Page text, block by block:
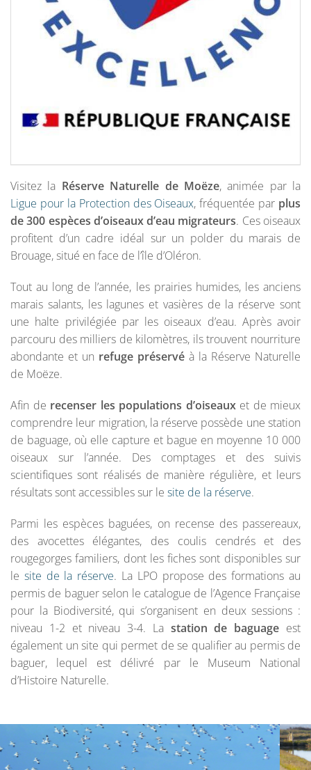
Visitez la Réserve Naturelle de Moëze, animée par la
Ligue pour la Protection des Oiseaux, fréquentée par plus
de 300 espèces d’oiseaux d’eau migrateurs. Ces oiseaux
profitent d’un cadre idéal sur un polder du marais de
Brouage, situé en face de l’île d’Oléron.
Tout au long de l’année, les prairies humides, les anciens
marais salants, les lagunes et vasières de la réserve sont
une halte privilégiée par les oiseaux d’eau. Après avoir
parcouru des milliers de kilomètres, ils trouvent nourriture
abondante et un refuge préservé à la Réserve Naturelle
de Moëze.
Afin de recenser les populations d’oiseauxet de mieux
comprendre leur migration, la réserve possède une station
de baguage, où elle capture et bague en moyenne 10 000
oiseaux sur l’année. Des comptages et des suivis
scientifiques sont réalisés de manière régulière, et leurs
résultats sont accessibles sur le site de la réserve.
Parmi les espèces baguées, on recense des passereaux,
des avocettes élégantes, des coulis cendrés et des
rougegorges familiers, dont les fiches sont disponibles sur
le site de la réserve. La LPO propose des formations au
permis de baguer selon le catalogue de l’Agence Française
pour la Biodiversité, qui s’organisent en deux sessions :
niveau 1-2 et niveau 3-4. La station de baguage est
également un site qui permet de se qualifier au permis de
baguer, lequel est délivré par le Museum National
d’Histoire Naturelle.